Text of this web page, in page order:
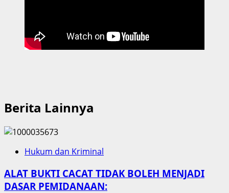
Berita Lainnya
Hukum dan Kriminal
ALAT BUKTI CACAT TIDAK BOLEH MENJADI
DASAR PEMIDANAAN: